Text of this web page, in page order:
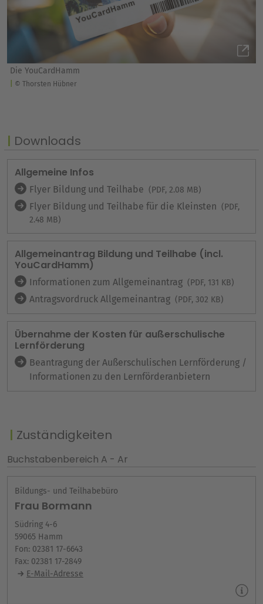
Die YouCardHamm
© Thorsten Hübner
Downloads
Allgemeine Infos
Flyer Bildung und Teilhabe (PDF, 2.08 MB)
Flyer Bildung und Teilhabe für die Kleinsten (PDF,
2.48 MB)
Allgemeinantrag Bildung und Teilhabe (incl.
YouCardHamm)
Informationen zum Allgemeinantrag (PDF, 131 KB)
Antragsvordruck Allgemeinantrag (PDF, 302 KB)
Übernahme der Kosten für außerschulische
Lernförderung
Beantragung der Außerschulischen Lernförderung /
Informationen zu den Lernförderanbietern
Zuständigkeiten
Buchstabenbereich A - Ar
Bildungs- und Teilhabebüro
Frau Bormann
Südring 4-6
59065 Hamm
Fon: 02381 17-6643
Fax: 02381 17-2849
E-Mail-Adresse